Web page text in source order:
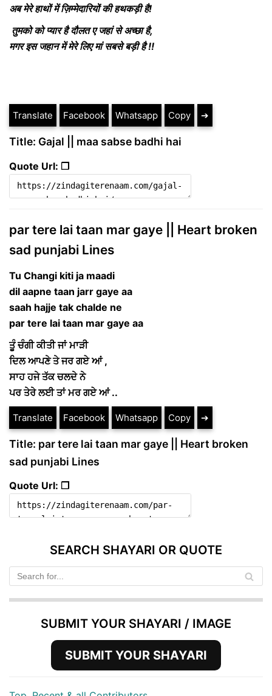
अब मेरे हाथों में ज़िम्मेदारियों की हथकड़ी है!
तुमको को प्यार है दौलत ए जहां से अच्छा है,
मगर इस जहान में मेरे लिए मां सबसे बड़ी है !!
Translate Facebook Whatsapp Copy ➔
Title: Gajal || maa sabse badhi hai
Quote Url: ❐
par tere lai taan mar gaye || Heart broken
sad punjabi Lines
Tu Changi kiti ja maadi
dil aapne taan jarr gaye aa
saah hajje tak chalde ne
par tere lai taan mar gaye aa
ਤੂੰ ਚੰਗੀ ਕੀਤੀ ਜਾਂ ਮਾੜੀ
ਦਿਲ ਆਪਣੇ ਤੇ ਜਰ ਗਏ ਆਂ ,
ਸਾਹ ਹਜੇ ਤੱਕ ਚਲਦੇ ਨੇ
ਪਰ ਤੇਰੇ ਲਈ ਤਾਂ ਮਰ ਗਏ ਆਂ ..
Translate Facebook Whatsapp Copy ➔
Title: par tere lai taan mar gaye || Heart broken
sad punjabi Lines
Quote Url: ❐
SEARCH SHAYARI OR QUOTE
SUBMIT YOUR SHAYARI / IMAGE
SUBMIT YOUR SHAYARI